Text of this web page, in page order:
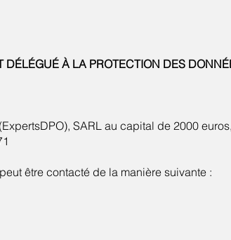
À LA PROTECTION DES
SARL au capital de 2000 euros,
être contacté de la manière suivante :